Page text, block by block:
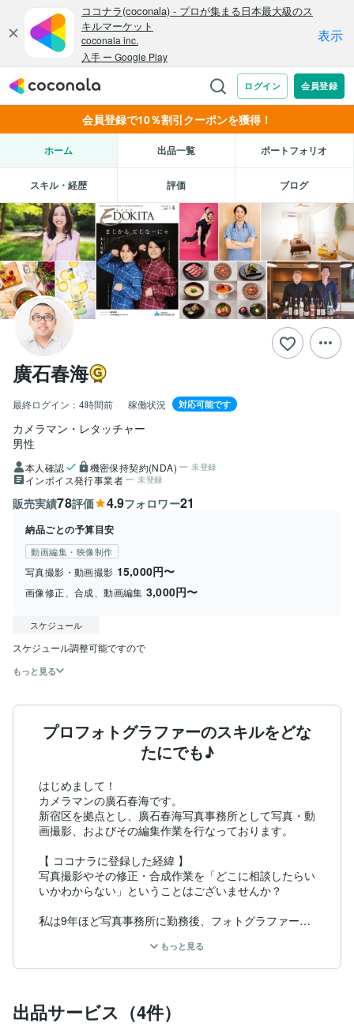
会員登録で10％割引クーポンを獲得！
ホーム 出品一覧 ポートフォリオ
スキル・経歴 評価 ブログ
廣石春海
最終ログイン： 4時間前 稼働状況 対応可能です
カメラマン・レタッチャー
男性
本人確認 機密保持契約(NDA) 未登録
インボイス発行事業者 未登録
販売実績78評価 4.9フォロワー21
納品ごとの予算目安
動画編集・映像制作
写真撮影・動画撮影 15,000円〜
画像修正、合成、動画編集 3,000円〜
スケジュール
スケジュール調整可能ですので
もっと見る
プロフォトグラファーのスキルをどな
たにでも♪
はじめまして！
カメラマンの廣石春海です。
新宿区を拠点とし、廣石春海写真事務所として写真・動
画撮影、およびその編集作業を行なっております。
【 ココナラに登録した経緯 】
写真撮影やその修正・合成作業を「どこに相談したらい
いかわからない」ということはございませんか？
私は9年ほど写真事務所に勤務後、フォトグラファーと
ご依頼いただく仕事は、8割以上が企業案件ですが
きっかけはコロナ禍の暇な時期、
ご近所さんや、親戚、など
もっと見る
出品サービス（4件）